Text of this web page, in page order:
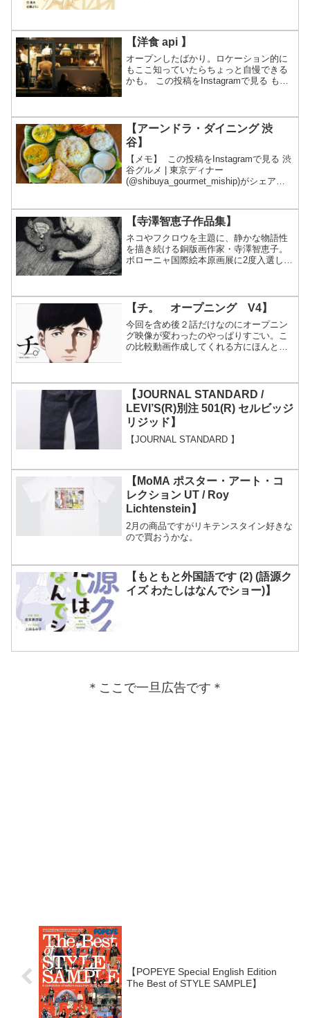
【洋食 api 】
オープンしたばかり。ロケーション的に
もここ知っていたらちょっと自慢できる
かも。 この投稿をInstagramで見る もぐ
【アーンドラ・ダイニング 渋
谷】
【メモ】 この投稿をInstagramで見る 渋
谷グルメ | 東京ディナー
(@shibuya_gourmet_miship)がシェアし
【寺澤智恵子作品集】
ネコやフクロウを主題に、静かな物語性
を描き続ける銅版画作家・寺澤智恵子。
ボローニャ国際絵本原画展に2度入選した
【チ。 オープニング V4】
今回を含め後２話だけなのにオープニン
グ映像が変わったのやっぱりすごい。こ
の比較動画作成してくれる方にほんと、
【JOURNAL STANDARD /
LEVI’S(R)別注 501(R) セルビッジ
リジッド】
【JOURNAL STANDARD 】
【MoMA ポスター・アート・コ
レクション UT / Roy
Lichtenstein】
2月の商品ですがリキテンスタイン好きな
ので買おうかな。
【もともと外国語です (2) (語源ク
イズ わたしはなんでショー)】
＊ここで一旦広告です＊
【POPEYE Special English Edition
The Best of STYLE SAMPLE】